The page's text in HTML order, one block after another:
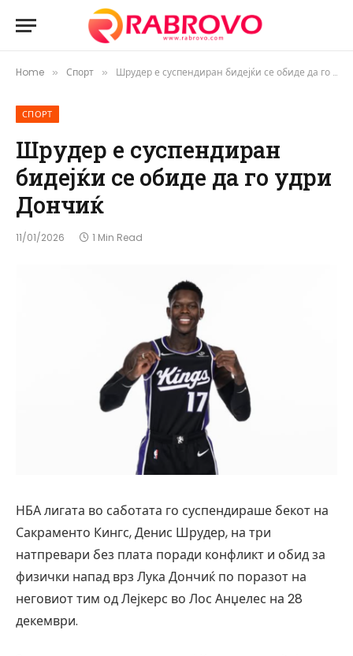
Home » Спорт » Шрудер е суспендиран бидејќи се обиде да го удри Дончиќ
СПОРТ
Шрудер е суспендиран
бидејќи се обиде да го удри
Дончиќ
11/01/2026 1 Min Read
НБА лигата во саботата го суспендираше бекот на
Сакраменто Кингс, Денис Шрудер, на три
натпревари без плата поради конфликт и обид за
физички напад врз Лука Дончиќ по поразот на
неговиот тим од Лејкерс во Лос Анџелес на 28
декември.